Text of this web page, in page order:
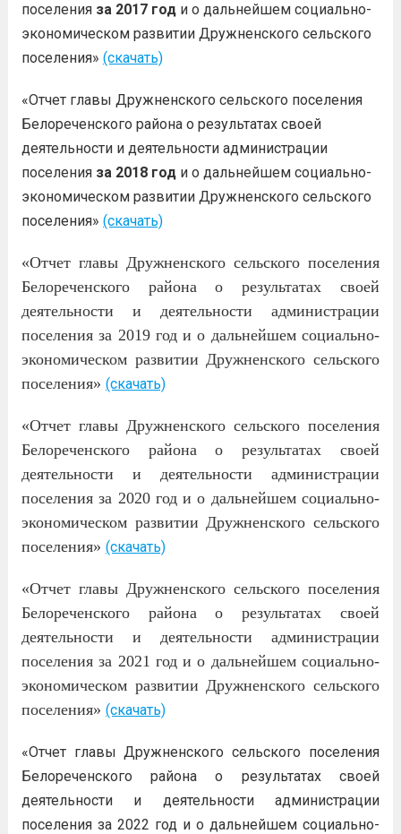
поселения за 2017 годи о дальнейшем социально-
экономическом развитии Дружненского сельского
поселения» (скачать)
«Отчет главы Дружненского сельского поселения
Белореченского района о результатах своей
деятельности и деятельности администрации
поселения за 2018 год и о дальнейшем социально-
экономическом развитии Дружненского сельского
поселения» (скачать)
«Отчет главы Дружненского сельского поселения
Белореченского района о результатах своей
деятельности и деятельности администрации
поселения за 2019 год и о дальнейшем социально-
экономическом развитии Дружненского сельского
поселения» (скачать)
«Отчет главы Дружненского сельского поселения
Белореченского района о результатах своей
деятельности и деятельности администрации
поселения за 2020 год и о дальнейшем социально-
экономическом развитии Дружненского сельского
поселения» (скачать)
«Отчет главы Дружненского сельского поселения
Белореченского района о результатах своей
деятельности и деятельности администрации
поселения за 2021 год и о дальнейшем социально-
экономическом развитии Дружненского сельского
поселения» (скачать)
«Отчет главы Дружненского сельского поселения
Белореченского района о результатах своей
деятельности и деятельности администрации
поселения за 2022 год и о дальнейшем социально-